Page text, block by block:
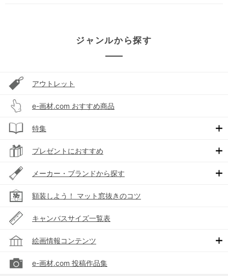
ジャンルから探す
アウトレット
e-画材.com おすすめ商品
特集
プレゼントにおすすめ
メーカー・ブランドから探す
額装しよう！ マット窓抜きのコツ
キャンバスサイズ一覧表
絵画情報コンテンツ
e-画材.com 投稿作品集